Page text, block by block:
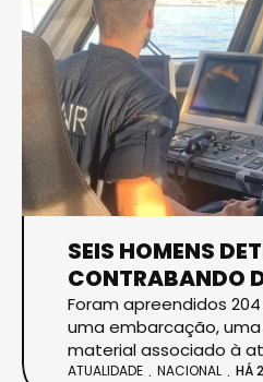
SEIS HOMENS
CONTRABANDO
Foram apreendidos
uma embarcação,
material associado à
ATUALIDADE NACIONAL HÁ